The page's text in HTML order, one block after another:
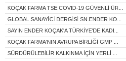
KOÇAK FARMA TSE COVID-19 GÜVENLİ ÜR...
GLOBAL SANAYİCİ DERGİSİ SN.ENDER KO...
SAYIN ENDER KOÇAK'A TÜRKİYE'DE KADI...
KOÇAK FARMA'NIN AVRUPA BİRLİĞİ GMP ...
SÜRDÜRÜLEBİLİR KALKINMA İÇİN YERLİ ...